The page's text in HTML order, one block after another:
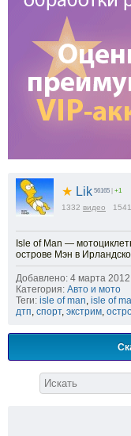
★ Lik 56165 +1
1332 видео 1541
Isle of Man —
острове Мэн в
Добавлено: 4 марта 2012
Категория: Авто и мото
Теги: isle of man, isle of
дтп, спорт, экстрим,